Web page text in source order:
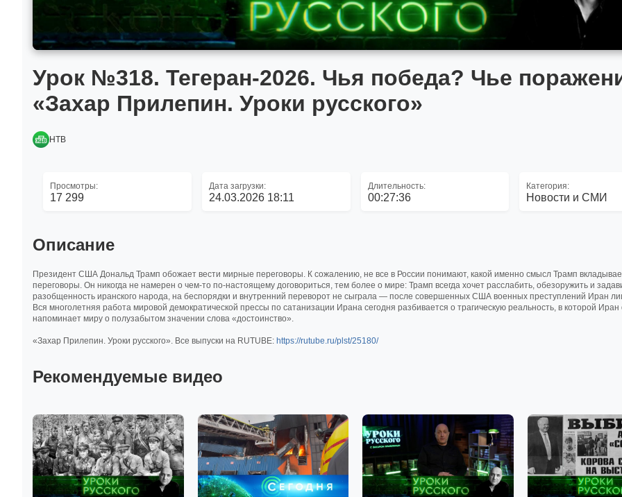
Урок №318. Тегеран-2026. Чья победа? Чье
«Захар Прилепин. Уроки русского»
НТВ
Просмотры:
17 299
Дата загрузки:
24.03.2026 18:11
Длительность:
00:27:36
Категория:
Новости и СМИ
Описание
Президент США Дональд Трамп обожает вести мирные переговоры. К сожалению, не все в России понимают, какой именно смысл Трамп
переговоры. Он никогда не намерен о чем-то по-настоящему договориться, тем более о мире: Трамп всегда хочет расслабить, обезоружить и
разобщенность иранского народа, на беспорядки и внутренний переворот не сыграла — после совершенных США военных преступлений Иран
Вся многолетняя работа мировой демократической прессы по сатанизации Ирана сегодня разбивается о трагическую реальность, в которой Иран
напоминает миру о полузабытом значении слова «достоинство».
«Захар Прилепин. Уроки русского». Все выпуски на RUTUBE: https://rutube.ru/plst/25180/
Рекомендуемые видео